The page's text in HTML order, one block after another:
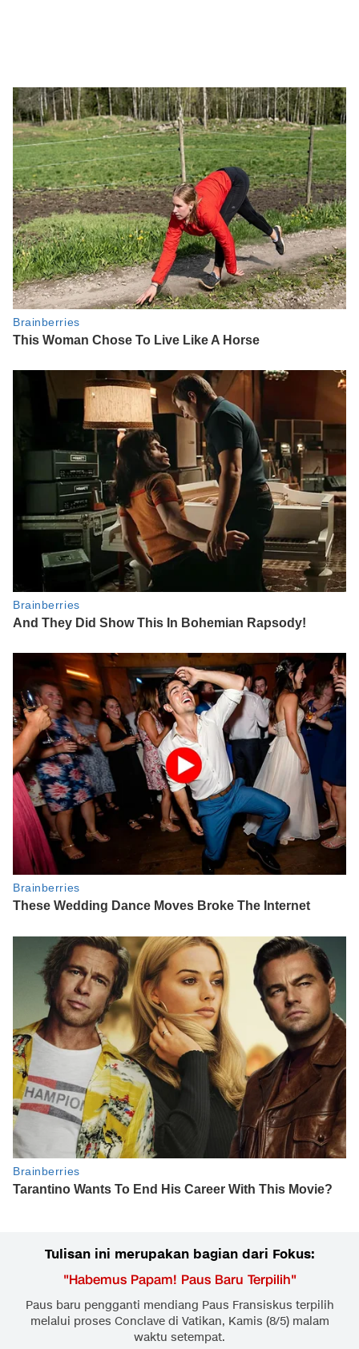
Tulisan ini merupakan bagian dari Fokus:
"Habemus Papam! Paus Baru Terpilih"
Paus baru pengganti mendiang Paus Fransiskus terpilih
melalui proses Conclave di Vatikan, Kamis (8/5) malam
waktu setempat.